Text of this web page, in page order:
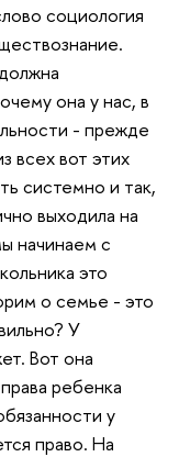
социология
она у нас, в
- прежде
всех вот этих
системно и так,
выходила на
начинаем с
это
о семье - это
У
Вот она
ребенка
у
право. На